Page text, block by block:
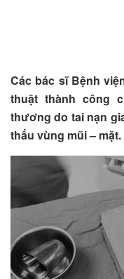
Các bác sĩ Bệnh
thuật thành công
thương do tai nạn
thấu vùng mũi – mặt.